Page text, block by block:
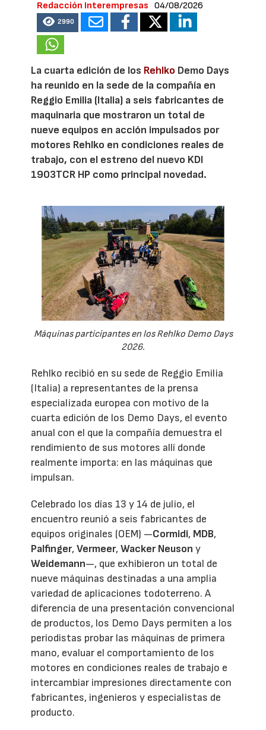
Redacción Interempresas 04/08/2026
2990
La cuarta edición de los Rehlko Demo Days
ha reunido en la sede de la compañía en
Reggio Emilia (Italia) a seis fabricantes de
maquinaria que mostraron un total de
nueve equipos en acción impulsados por
motores Rehlko en condiciones reales de
trabajo, con el estreno del nuevo KDI
1903TCR HP como principal novedad.
Máquinas participantes en los Rehlko Demo Days
2026.
Rehlko recibió en su sede de Reggio Emilia
(Italia) a representantes de la prensa
especializada europea con motivo de la
cuarta edición de los Demo Days, el evento
anual con el que la compañía demuestra el
rendimiento de sus motores allí donde
realmente importa: en las máquinas que
impulsan.
Celebrado los días 13 y 14 de julio, el
encuentro reunió a seis fabricantes de
equipos originales (OEM) —Cormidi, MDB,
Palfinger,Vermeer,Wacker Neuson y
Weidemann—, que exhibieron un total de
nueve máquinas destinadas a una amplia
variedad de aplicaciones todoterreno. A
diferencia de una presentación convencional
de productos, los Demo Days permiten a los
periodistas probar las máquinas de primera
mano, evaluar el comportamiento de los
motores en condiciones reales de trabajo e
intercambiar impresiones directamente con
fabricantes, ingenieros y especialistas de
producto.